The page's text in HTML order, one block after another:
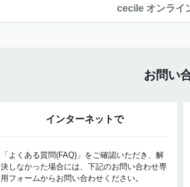
cecile オンライ
お問い
インターネットで
「よくある質問(FAQ)」をご確認いただき、解
決しなかった場合には、下記のお問い合わせ専
用フォームからお問い合わせください。